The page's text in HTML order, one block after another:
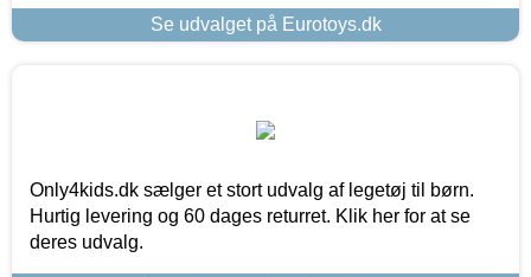
Se udvalget på Eurotoys.dk
Only4kids.dk sælger et stort udvalg af legetøj til børn.
Hurtig levering og 60 dages returret. Klik her for at se
deres udvalg.